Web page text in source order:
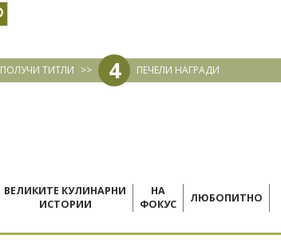
ПОЛУЧИ ТИТЛИ >> 4 ПЕЧЕЛИ НАГРАДИ
ВЕЛИКИТЕ КУЛИНАРНИ
ИСТОРИИ
НА
ФОКУС
ЛЮБОПИТНО